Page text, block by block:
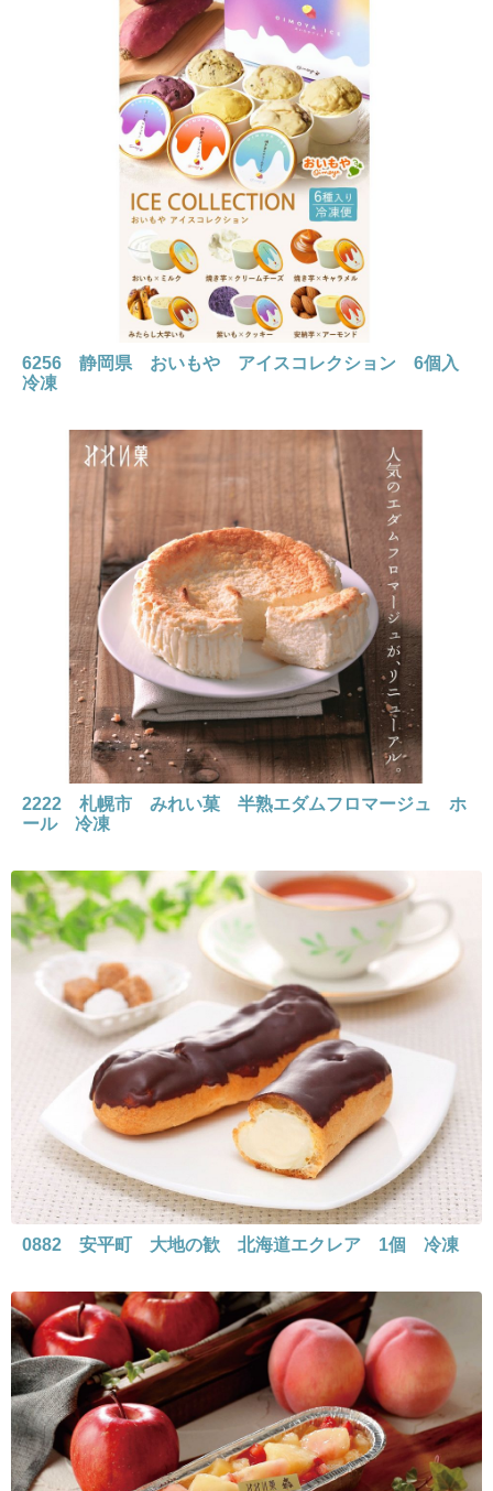
6256 静岡県 おいもや アイスコレクション 6個入
冷凍
2222 札幌市 みれい菓 半熟エダムフロマージュ ホ
ール 冷凍
0882 安平町 大地の歓 北海道エクレア 1個 冷凍